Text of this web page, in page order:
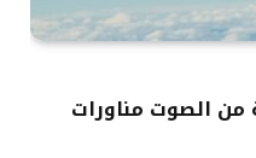
من الصوت مناورات